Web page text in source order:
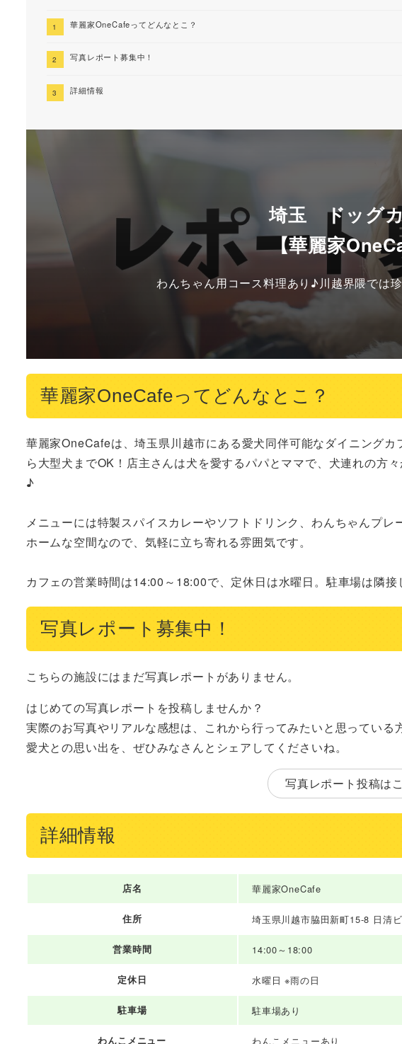
華麗家OneCafeってどんなとこ？
写真レポート募集中！
詳細情報
埼玉 ドッグ
【華麗家
わんちゃん用コース料理あり♪川越界隈では
華麗家OneCafeってどんなとこ？
華麗家OneCafeは、埼玉県川越市にある愛犬同伴可能なダイニング
ら大型犬までOK！店主さんは犬を愛するパパとママで、犬連れの方
♪
メニューには特製スパイスカレーやソフトドリンク、わんちゃんプ
ホームな空間なので、気軽に立ち寄れる雰囲気です。
カフェの営業時間は14:00～18:00で、定休日は水曜日。駐車場は隣
写真レポート募集中！
こちらの施設にはまだ写真レポートがありません。
はじめての写真レポートを投稿しませんか？
実際のお写真やリアルな感想は、これから行ってみたいと思っている
愛犬との思い出を、ぜひみなさんとシェアしてくださいね。
写真レポート投稿は
詳細情報
店名 華麗家OneCafe
住所 埼玉県川越市脇田新町15-8 日清
営業時間 14:00～18:00
定休日 水曜日 ※雨の日
駐車場 駐車場あり
わんこメニュー わんこメニューあり